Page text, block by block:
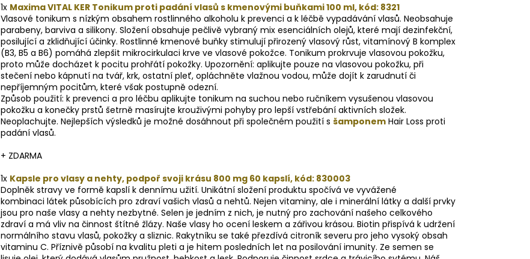
1x Maxima VITAL KER Tonikum proti padání vlasů s kmenovými buňkami 100 ml, kód: 8321
Vlasové tonikum s nízkým obsahem rostlinného alkoholu k prevenci a k léčbě vypadávání vlasů. Neobsahuje
parabeny, barviva a silikony. Složení obsahuje pečlivě vybraný mix esenciálních olejů, které mají dezinfekční,
posilující a zklidňující účinky. Rostlinné kmenové buňky stimulují přirozený vlasový růst, vitamínový B komplex
(B3, B5 a B6) pomáhá zlepšit mikrocirkulaci krve ve vlasové pokožce. Tonikum prokrvuje vlasovou pokožku,
proto může docházet k pocitu prohřátí pokožky. Upozornění: aplikujte pouze na vlasovou pokožku, při
stečení nebo kápnutí na tvář, krk, ostatní pleť, opláchněte vlažnou vodou, může dojít k zarudnutí či
nepříjemným pocitům, které však postupně odezní.
Způsob použití: k prevenci a pro léčbu aplikujte tonikum na suchou nebo ručníkem vysušenou vlasovou
pokožku a konečky prstů šetrně masírujte krouživými pohyby pro lepší vstřebání aktivních složek.
Neoplachujte. Nejlepších výsledků je možné dosáhnout při společném použití s šamponem Hair Loss proti
padání vlasů.
+ ZDARMA
1x Kapsle pro vlasy a nehty, podpoř svoji krásu 800 mg 60 kapslí, kód: 830003
Doplněk stravy ve formě kapslí k dennímu užití. Unikátní složení produktu spočívá ve vyvážené
kombinaci látek působících pro zdraví vašich vlasů a nehtů. Nejen vitaminy, ale i minerální látky a další prvky
jsou pro naše vlasy a nehty nezbytné. Selen je jedním z nich, je nutný pro zachování našeho celkového
zdraví a má vliv na činnost štítné žlázy. Naše vlasy ho ocení leskem a zářivou krásou. Biotin přispívá k udržení
normálního stavu vlasů, pokožky a sliznic. Rakytníku se také přezdívá citroník severu pro jeho vysoký obsah
vitaminu C. Příznivě působí na kvalitu pleti a je hitem posledních let na posilování imunity. Ze semen se